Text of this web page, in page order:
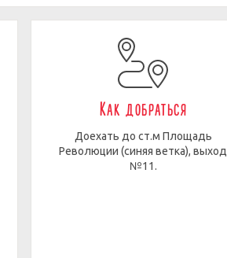
Как добраться
Доехать до ст.м Площадь
Революции (синяя ветка), выход
№11.